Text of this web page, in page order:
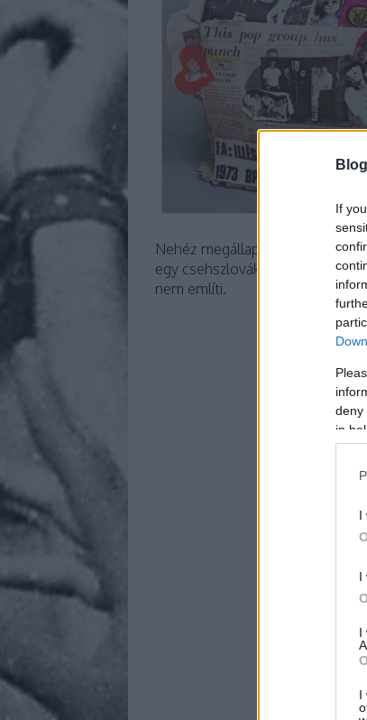
If
deny
in
I
I
I
I
Nehéz megállapítani, pontosan
egy csehszlovákiai turnéjához
nem említi.